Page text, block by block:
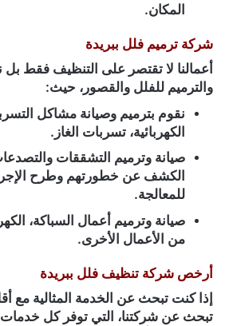
المكان.
شركة ترميم فلل ببريدة
أعمالنا لا تقتصر على التنظيف فقط
والترميم للفلل والقصور، حيث:
نقوم بترميم وصيانة مشاكل
الكهربائية، تسربات الغاز.
صيانة وترميم التشققات
الكشف عن خطورتهم وطرح
للمعالجة.
صيانة وترميم أعمال السباكة،
من الأعمال الأخرى.
أرخص شركة تنظيف فلل ببريدة
إذا كنت تبحث عن الخدمة المثالية مع
تبحث عن شركتنا، التي توفر كل خدمات